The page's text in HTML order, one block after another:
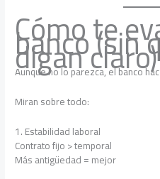
Cómo te
banco (sin
digan claro)
Aunque no lo parezca, el banco
Miran sobre todo:
1. Estabilidad laboral
Contrato fijo > temporal
Más antigüedad = mejor